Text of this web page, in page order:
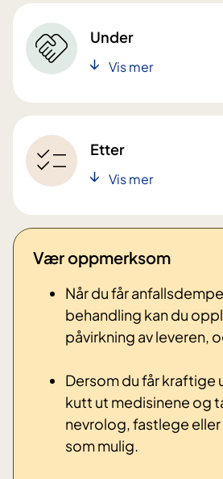
Under
Vis mer
Etter
Vis mer
Vær oppmerksom
Når du får
behandling kan du
påvirkning av leveren,
Dersom du får kraftige
kutt ut medisinene og
nevrolog, fastlege
som mulig.